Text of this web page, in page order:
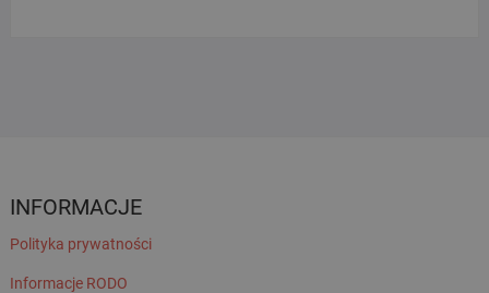
INFORMACJE
Polityka prywatności
Informacje RODO